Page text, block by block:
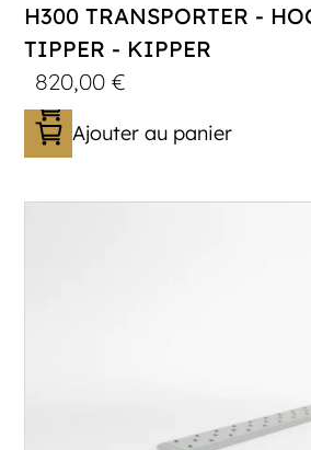
H300 TRANSPORTER -
TIPPER - KIPPER
820,00€
Ajouter au panier